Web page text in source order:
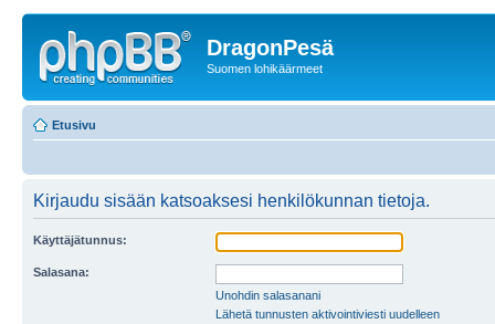
DragonPesä
Suomen lohikäärmeet
Etusivu
Kirjaudu sisään katsoaksesi henkilökunnan tietoja.
Käyttäjätunnus:
Salasana:
Unohdin salasanani
Lähetä tunnusten aktivointiviesti uudelleen